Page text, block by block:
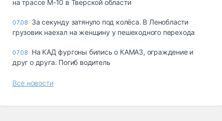
на трассе М-10 в Тверской области
07.08 За секунду затянуло под колёса. В Ленобласти
грузовик наехал на женщину у пешеходного перехода
07.08 На КАД фургоны бились о КАМАЗ, ограждение и
друг о друга. Погиб водитель
Все новости